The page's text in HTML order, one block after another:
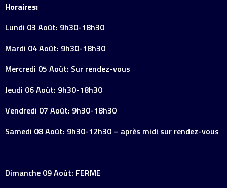
Horaires:
Lundi 03 Août: 9h30-18h30
Mardi 04 Août: 9h30-18h30
Mercredi 05 Août: Sur rendez-vous
Jeudi 06 Août: 9h30-18h30
Vendredi 07 Août: 9h30-18h30
Samedi 08 Août: 9h30-12h30 – après midi sur rendez-vous
Dimanche 09 Août: FERME